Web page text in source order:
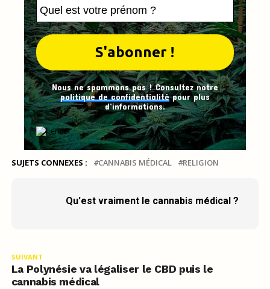
Nous ne spammons pas ! Consultez notre
politique de confidentialitépour plus
d’informations.
SUJETS CONNEXES : CANNABIS MÉDICAL RELIGION
Qu'est vraiment le cannabis médical ?
SUIVANT
La Polynésie va légaliser le CBD puis le
cannabis médical